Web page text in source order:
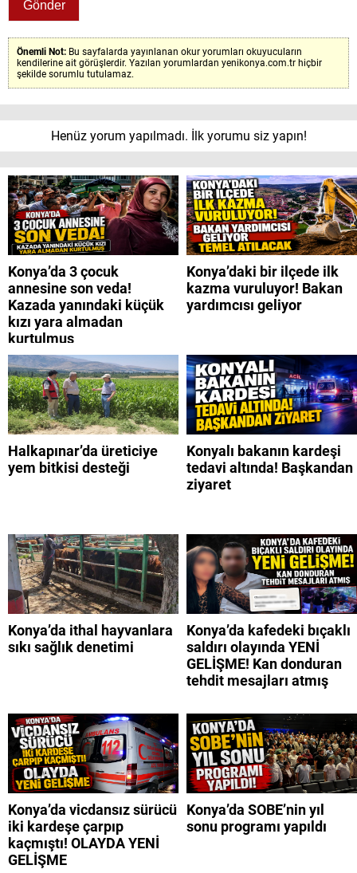
Önemli Not: Bu sayfalarda yayınlanan okur yorumları okuyucuların
kendilerine ait görüşlerdir. Yazılan yorumlardan yenikonya.com.tr hiçbir
şekilde sorumlu tutulamaz.
Henüz yorum yapılmadı. İlk yorumu siz yapın!
Konya’da 3 çocuk
annesine son veda!
Kazada yanındaki küçük
kızı yara almadan
kurtulmuş
Konya’daki bir ilçede ilk
kazma vuruluyor! Bakan
yardımcısı geliyor
Halkapınar’da üreticiye
yem bitkisi desteği
Konyalı bakanın kardeşi
tedavi altında! Başkandan
ziyaret
Konya’da ithal hayvanlara
sıkı sağlık denetimi
Konya’da kafedeki bıçaklı
saldırı olayında YENİ
GELİŞME! Kan donduran
tehdit mesajları atmış
Konya’da vicdansız sürücü
iki kardeşe çarpıp
kaçmıştı! OLAYDA YENİ
GELİŞME
Konya’da SOBE’nin yıl
sonu programı yapıldı